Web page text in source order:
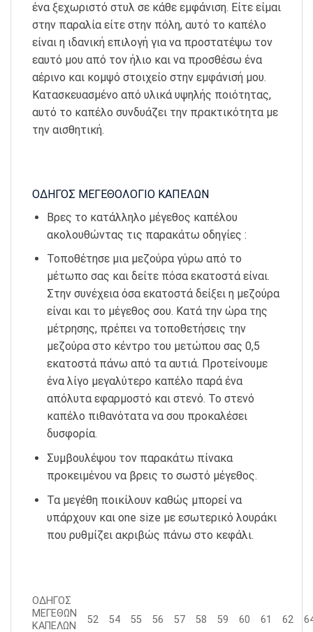
ένα ξεχωριστό στυλ σε κάθε εμφάνιση. Είτε είμαι
στην παραλία είτε στην πόλη, αυτό το καπέλο
είναι η ιδανική επιλογή για να προστατέψω τον
εαυτό μου από τον ήλιο και να προσθέσω ένα
αέρινο και κομψό στοιχείο στην εμφάνισή μου.
Κατασκευασμένο από υλικά υψηλής ποιότητας,
αυτό το καπέλο συνδυάζει την πρακτικότητα με
την αισθητική.
ΟΔΗΓΟΣ ΜΕΓΕΘΟΛΟΓΙΟ ΚΑΠΕΛΩΝ
Βρες το κατάλληλο μέγεθος καπέλου
ακολουθώντας τις παρακάτω οδηγίες :
Τοποθέτησε μια μεζούρα γύρω από το
μέτωπο σας και δείτε πόσα εκατοστά είναι.
Στην συνέχεια όσα εκατοστά δείξει η μεζούρα
είναι και το μέγεθος σου. Κατά την ώρα της
μέτρησης, πρέπει να τοποθετήσεις την
μεζούρα στο κέντρο του μετώπου σας 0,5
εκατοστά πάνω από τα αυτιά. Προτείνουμε
ένα λίγο μεγαλύτερο καπέλο παρά ένα
απόλυτα εφαρμοστό και στενό. Το στενό
καπέλο πιθανότατα να σου προκαλέσει
δυσφορία.
Συμβουλέψου τον παρακάτω πίνακα
προκειμένου να βρεις το σωστό μέγεθος.
Τα μεγέθη ποικίλουν καθώς μπορεί να
υπάρχουν και one size με εσωτερικό λουράκι
που ρυθμίζει ακριβώς πάνω στο κεφάλι.
ΟΔΗΓΟΣ
ΜΕΓΕΘΩΝ
ΚΑΠΕΛΩΝ
52 54 55 56 57 58 59 60 61 62